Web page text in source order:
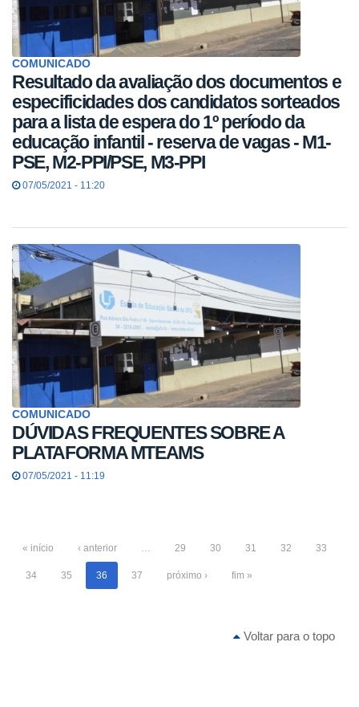
COMUNICADO
Resultado da avaliação dos documentos e
especificidades dos candidatos sorteados
para a lista de espera do 1º período da
educação infantil - reserva de vagas - M1-
PSE, M2-PPI/PSE, M3-PPI
07/05/2021 - 11:20
COMUNICADO
DÚVIDAS FREQUENTES SOBRE A
PLATAFORMA MTEAMS
07/05/2021 - 11:19
« início ‹ anterior … 29 30 31 32 33
34 35 36 37 próximo › fim »
Voltar para o topo